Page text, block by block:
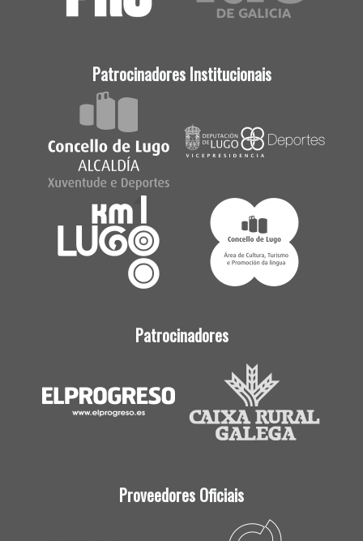
Patrocinadores Institucionais
Patrocinadores
Proveedores Oficiais